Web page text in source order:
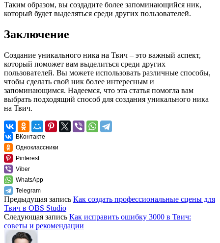
Таким образом, вы создадите более запоминающийся ник,
который будет выделяться среди других пользователей.
Заключение
Создание уникального ника на Твич – это важный аспект,
который поможет вам выделиться среди других
пользователей. Вы можете использовать различные способы,
чтобы сделать свой ник более интересным и
запоминающимся. Надеемся, что эта статья помогла вам
выбрать подходящий способ для создания уникального ника
на Твич.
ВКонтакте
Одноклассники
Pinterest
Viber
WhatsApp
Telegram
Предыдущая запись Как создать профессиональные сцены для
Твич в OBS Studio
Следующая запись Как исправить ошибку 3000 в Твич:
советы и рекомендации